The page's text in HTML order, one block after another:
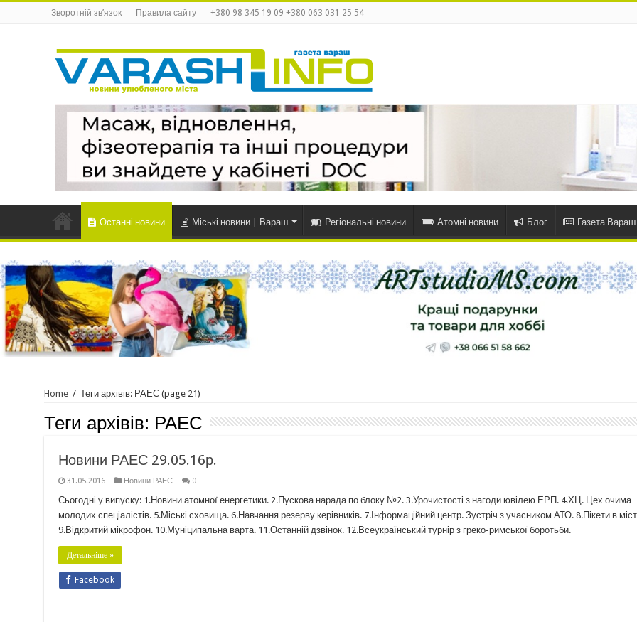
Зворотній зв’язок Правила сайту +380 98 345 19 09 +380 063 031 25 54
Останні новини Міські новини | Вараш Регіональні новини Атомні новини Блог Газета Вараш
Home / Теги архівів: РАЕС (page 21)
Теги архівів: РАЕС
Новини РАЕС 29.05.16р.
31.05.2016 Новини РАЕС 0
Сьогодні у випуску: 1.Новини атомної енергетики. 2.Пускова нарада по блоку №2. 3.Урочистості з нагоди ювілею ЕРП. 4.ХЦ. Цех очима
молодих спеціалістів. 5.Міські сховища. 6.Навчання резерву керівників. 7.Інформаційний центр. Зустріч з учасником АТО. 8.Пікети в
9.Відкритий мікрофон. 10.Муніципальна варта. 11.Останній дзвінок. 12.Всеукраїнський турнір з греко-римської боротьби.
Детальніше »
Facebook